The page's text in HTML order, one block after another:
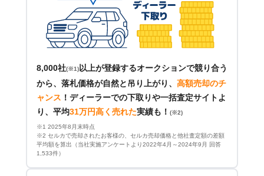
8,000社(※1) 以上が登録するオークションで競り合う
から、落札価格が自然と吊り上がり、 高額売却のチ
ャンス ！ ディーラーでの下取りや一括査定サイトよ
り、平均31万円高く売れた実績も！ (※2)
※1 2025年8月末時点
※2 セルカで売却されたお客様の、セルカ売却価格と他社査定額の差額
平均額を算出（当社実施アンケートより2022年4月～2024年9月 回答
1,533件）